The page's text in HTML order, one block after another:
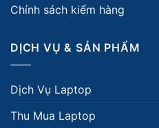
Chính sách kiểm hàng
DỊCH VỤ & SẢN PHẨM
Dịch Vụ Laptop
Thu Mua Laptop